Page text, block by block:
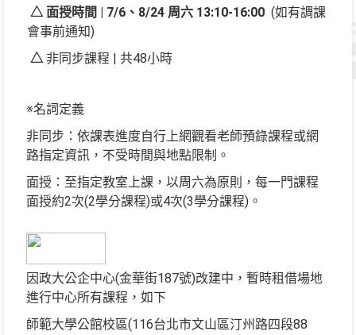
△ 面授時間 | 7/6、8/24 周六 13:10-16:00 (如有調課
會事前通知)
△ 非同步課程 | 共48小時
※名詞定義
非同步：依課表進度自行上網觀看老師預錄課程或網
路指定資訊，不受時間與地點限制。
面授：至指定教室上課，以周六為原則，每一門課程
面授約2次(2學分課程)或4次(3學分課程)。
因政大公企中心(金華街187號)改建中，暫時租借場地
進行中心所有課程，如下
師範大學公館校區(116台北市文山區汀州路四段88